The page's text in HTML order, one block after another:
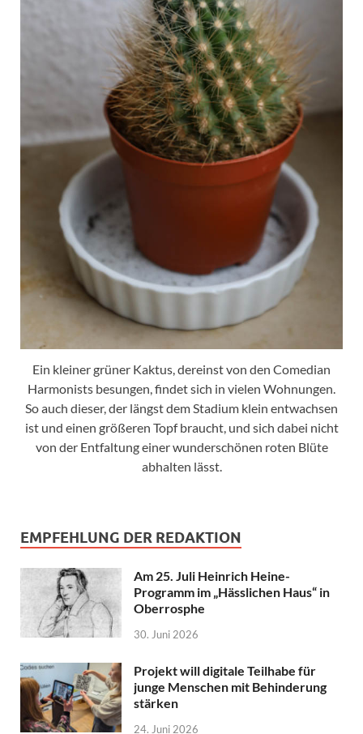
Ein kleiner grüner Kaktus, dereinst von den Comedian
Harmonists besungen, findet sich in vielen Wohnungen.
So auch dieser, der längst dem Stadium klein entwachsen
ist und einen größeren Topf braucht, und sich dabei nicht
von der Entfaltung einer wunderschönen roten Blüte
abhalten lässt.
EMPFEHLUNG DER REDAKTION
Am 25. Juli Heinrich Heine-
Programm im „Hässlichen Haus“ in
Oberrosphe
30. Juni 2026
Projekt will digitale Teilhabe für
junge Menschen mit Behinderung
stärken
24. Juni 2026